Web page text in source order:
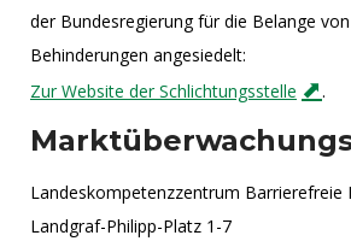
der Bundesregierung für die Belange
Behinderungen angesiedelt:
Zur Website der Schlichtungsstelle
.
Landeskompetenzzentrum Barrierefreie
Landgraf-Philipp-Platz 1-7